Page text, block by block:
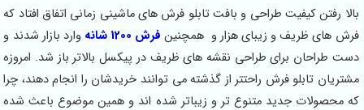
بالا رفتن کیفیت طراحی و بافت تابلو فرش های ماشینی زمانی اتفاق افتاد که
فرش های ظریف و زیبای هزار و همچنین فرش 1200 شانه
وارد بازار شدند و
دست طراحان برای طراحی نقشه های ظریف در پیکسل بالاتر باز شد. امروزه
مشتریان تابلو فرش راحتتر از گذشته می توانند خریدشان را انجام دهند، چرا
که محصولات جدید متنوع تر و زیباتر شده اند و همین موضوع باعث شده